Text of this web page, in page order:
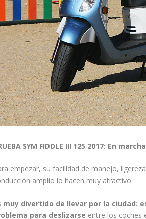
SYM FIDDLE III 125 2017: En marcha
empezar, su facilidad de manejo,
amplio lo hacen muy atractivo.
muy divertido de llevar por la ciudad:
para deslizarse entre los coches